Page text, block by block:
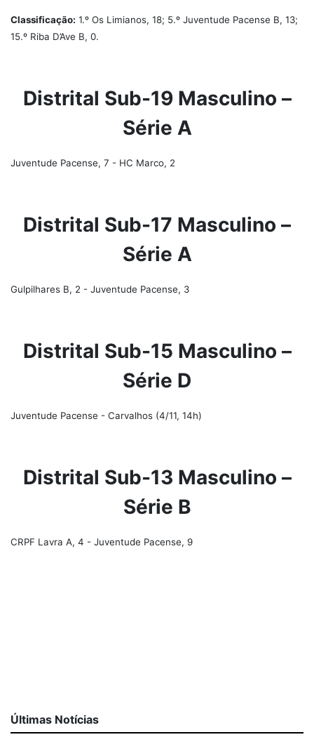
Classificação: 1.º Os Limianos, 18; 5.º Juventude Pacense B, 13;
15.º Riba D’Ave B, 0.
Distrital Sub-19 Masculino –
Série A
Juventude Pacense, 7 - HC Marco, 2
Distrital Sub-17 Masculino –
Série A
Gulpilhares B, 2 - Juventude Pacense, 3
Distrital Sub-15 Masculino –
Série D
Juventude Pacense - Carvalhos (4/11, 14h)
Distrital Sub-13 Masculino –
Série B
CRPF Lavra A, 4 - Juventude Pacense, 9
Últimas Notícias